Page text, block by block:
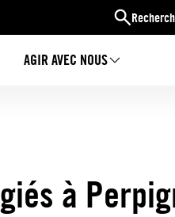
AGIR AVEC NOUS
à